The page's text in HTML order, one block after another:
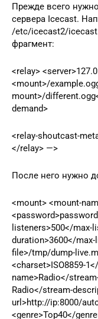
Прежде всего
сервера Icecast.
/etc/icecast2/
фрагмент:
<relay>
<mount>/
mount>/
demand>
<relay-shoutcast-
</relay> —>
После него нужно
<mount> <mount-
listeners>500</max-
duration>3600</
file>/tmp/dump-
<charset>ISO8859-
name>Radio</
Radio</stream-
url>http://ip:8000/
<genre>Top40</